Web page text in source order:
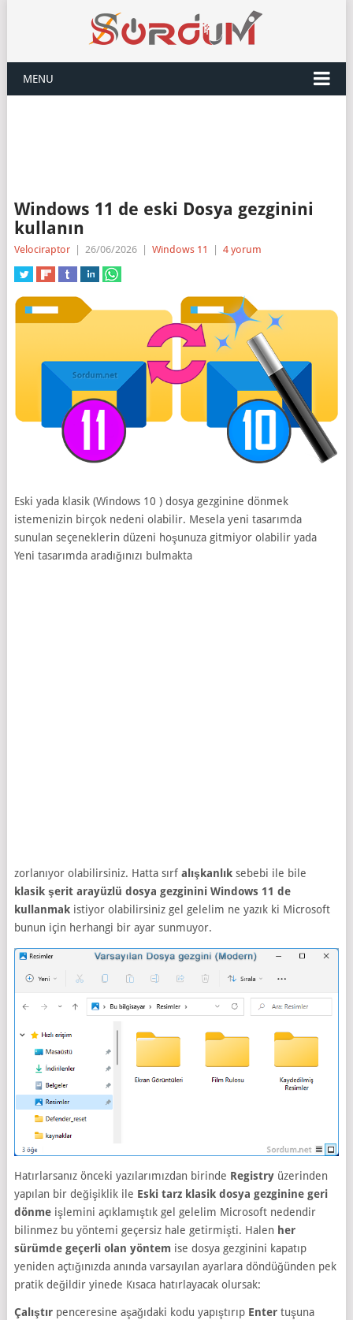
MENU
Windows 11 de eski Dosya gezginini
kullanın
Velociraptor 26/06/2026 Windows 11 4 yorum
Eski yada klasik (Windows 10 ) dosya gezginine dönmek
istemenizin birçok nedeni olabilir. Mesela yeni tasarımda
sunulan seçeneklerin düzeni hoşunuza gitmiyor olabilir yada
Yeni tasarımda aradığınızı bulmakta
zorlanıyor olabilirsiniz. Hatta sırf alışkanlıksebebi ile bile
klasik şerit arayüzlü dosya gezginini Windows 11 de
kullanmakistiyor olabilirsiniz gel gelelim ne yazık ki Microsoft
bunun için herhangi bir ayar sunmuyor.
Hatırlarsanız önceki yazılarımızdan birinde Registryüzerinden
yapılan bir değişiklik ile Eski tarz klasik dosya gezginine geri
dönmeişlemini açıklamıştık gel gelelim Microsoft nedendir
bilinmez bu yöntemi geçersiz hale getirmişti. Halen her
sürümde geçerli olan yöntemise dosya gezginini kapatıp
yeniden açtığınızda anında varsayılan ayarlara döndüğünden pek
pratik değildir yinede Kısaca hatırlayacak olursak:
Çalıştırpenceresine aşağıdaki kodu yapıştırıp Entertuşuna